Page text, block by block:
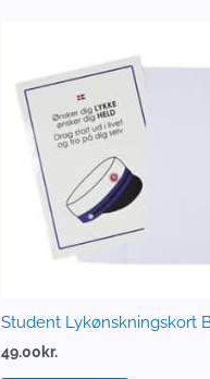
Student Lykønskningskort
49.00kr.